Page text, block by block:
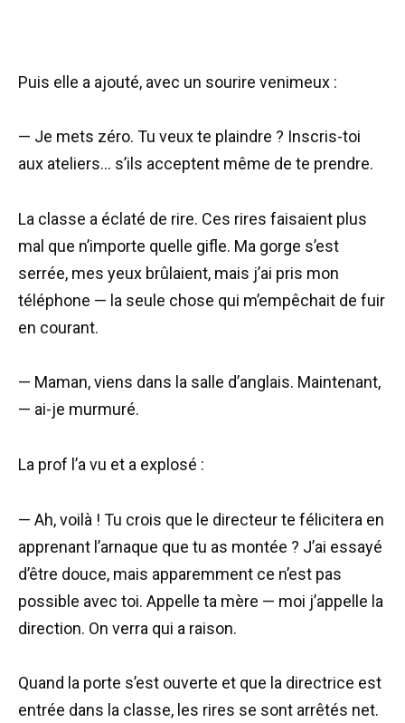
Puis elle a ajouté, avec un sourire venimeux :
— Je mets zéro. Tu veux te plaindre ? Inscris-toi
aux ateliers… s’ils acceptent même de te prendre.
La classe a éclaté de rire. Ces rires faisaient plus
mal que n’importe quelle gifle. Ma gorge s’est
serrée, mes yeux brûlaient, mais j’ai pris mon
téléphone — la seule chose qui m’empêchait de fuir
en courant.
— Maman, viens dans la salle d’anglais. Maintenant,
— ai-je murmuré.
La prof l’a vu et a explosé :
— Ah, voilà ! Tu crois que le directeur te félicitera en
apprenant l’arnaque que tu as montée ? J’ai essayé
d’être douce, mais apparemment ce n’est pas
possible avec toi. Appelle ta mère — moi j’appelle la
direction. On verra qui a raison.
Quand la porte s’est ouverte et que la directrice est
entrée dans la classe, les rires se sont arrêtés net.